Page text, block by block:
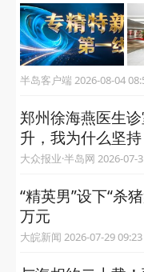
半岛客户端 2026-08-04
郑州徐海燕医生
升，我为什么坚
大众报业·半岛网
“精英男”设下“杀
万元
大皖新闻 2026-07-29 09:23